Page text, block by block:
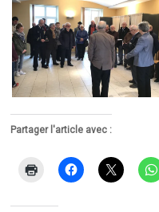
Partager l'article avec :